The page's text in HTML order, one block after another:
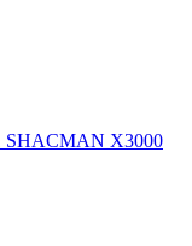
SHACMAN X3000